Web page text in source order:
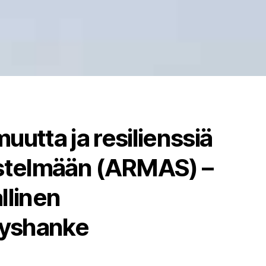
ja resilienssiä
(ARMAS) –